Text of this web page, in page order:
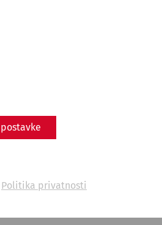
Politika privatnosti
Amor